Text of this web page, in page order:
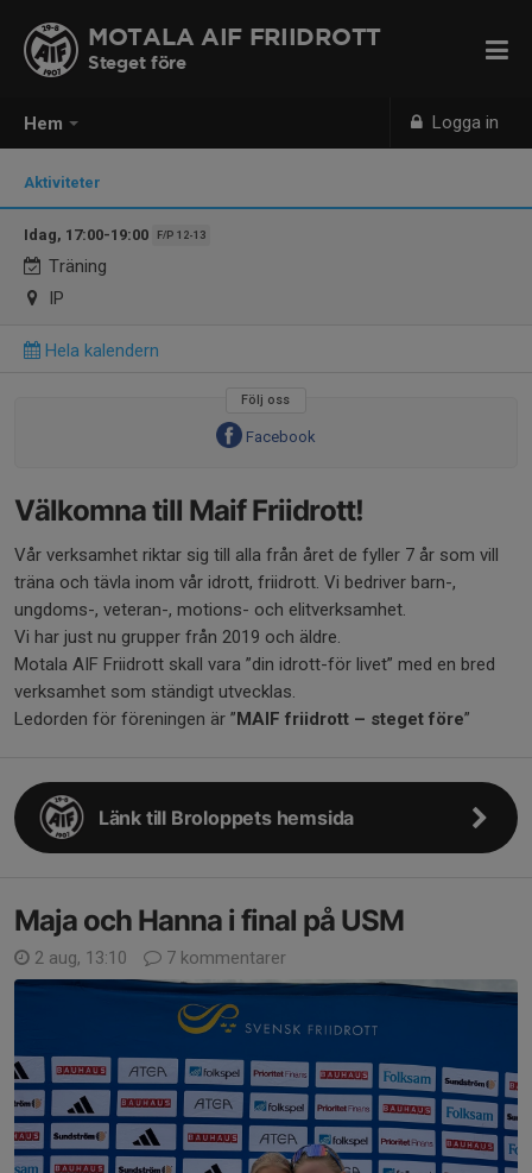
Hem Logga in
MOTALA AIF FRIIDROTT
Steget före
Aktiviteter
Idag, 17:00-19:00 F/P 12-13
Träning
IP
Hela kalendern
Följ oss
Facebook
Välkomna till Maif Friidrott!
Vår verksamhet riktar sig till alla från året de fyller 7 år som vill
träna och tävla inom vår idrott, friidrott. Vi bedriver barn-,
ungdoms-, veteran-, motions- och elitverksamhet.
Vi har just nu grupper från 2019 och äldre.
Motala AIF Friidrott skall vara ”din idrott-för livet” med en bred
verksamhet som ständigt utvecklas.
Ledorden för föreningen är ”MAIF friidrott – steget före”
Länk till Broloppets hemsida
Maja och Hanna i final på USM
2 aug, 13:10 7 kommentarer